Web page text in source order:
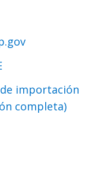
importación
completa)